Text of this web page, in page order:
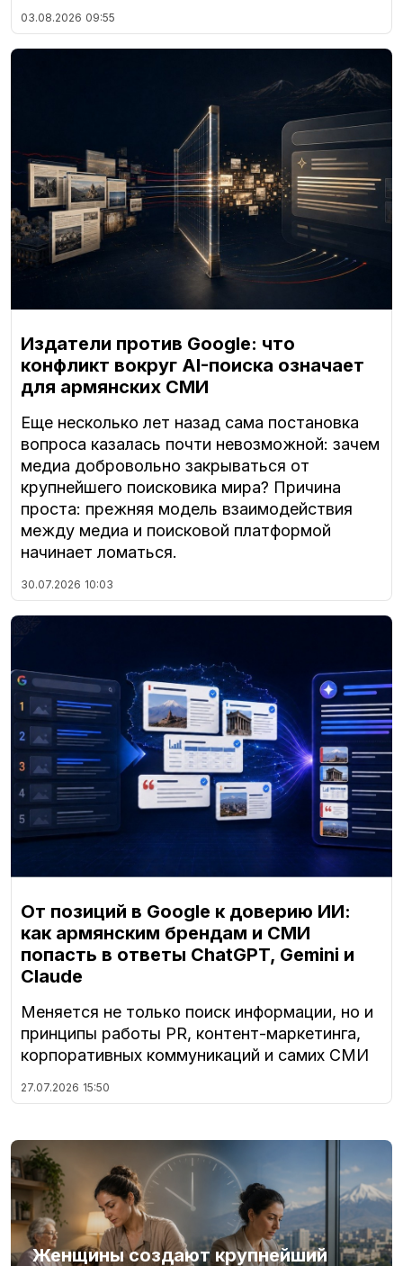
03.08.2026 09:55
Издатели против Google: что
конфликт вокруг AI-поиска означает
для армянских СМИ
Еще несколько лет назад сама постановка
вопроса казалась почти невозможной: зачем
медиа добровольно закрываться от
крупнейшего поисковика мира? Причина
проста: прежняя модель взаимодействия
между медиа и поисковой платформой
начинает ломаться.
30.07.2026 10:03
От позиций в Google к доверию ИИ:
как армянским брендам и СМИ
попасть в ответы ChatGPT, Gemini и
Claude
Меняется не только поиск информации, но и
принципы работы PR, контент-маркетинга,
корпоративных коммуникаций и самих СМИ
27.07.2026 15:50
Женщины создают крупнейший